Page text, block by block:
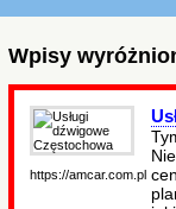
Wpisy
https://amcar.com.pl